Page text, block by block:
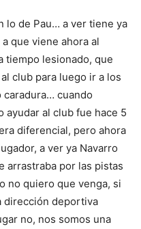
lo de Pau… a ver tiene ya
que viene ahora al
tiempo lesionado, que
club para luego ir a los
caradura… cuando
ayudar al club fue hace 5
diferencial, pero ahora
a ver ya Navarro
arrastraba por las pistas
no quiero que venga, si
dirección deportiva
no, nos somos una